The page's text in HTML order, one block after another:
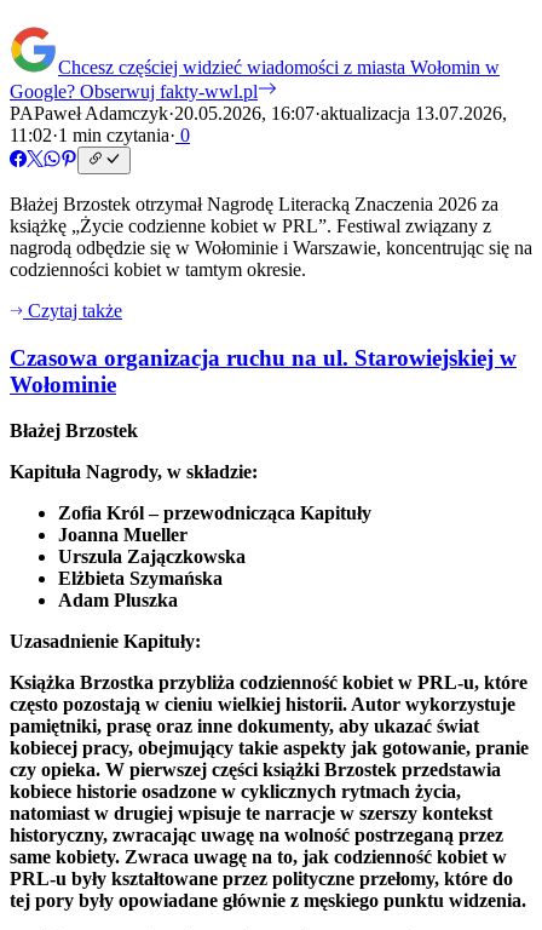
Chcesz częściej widzieć wiadomości z miasta Wołomin w
Google? Obserwuj fakty-wwl.pl
PAPaweł Adamczyk·20.05.2026, 16:07·aktualizacja 13.07.2026,
11:02·1 min czytania· 0
Błażej Brzostek otrzymał Nagrodę Literacką Znaczenia 2026 za
książkę „Życie codzienne kobiet w PRL”. Festiwal związany z
nagrodą odbędzie się w Wołominie i Warszawie, koncentrując się na
codzienności kobiet w tamtym okresie.
Czytaj także
Czasowa organizacja ruchu na ul. Starowiejskiej w
Wołominie
Błażej Brzostek
Kapituła Nagrody, w składzie:
Zofia Król – przewodnicząca Kapituły
Joanna Mueller
Urszula Zajączkowska
Elżbieta Szymańska
Adam Pluszka
Uzasadnienie Kapituły:
Książka Brzostka przybliża codzienność kobiet w PRL-u, które
często pozostają w cieniu wielkiej historii. Autor wykorzystuje
pamiętniki, prasę oraz inne dokumenty, aby ukazać świat
kobiecej pracy, obejmujący takie aspekty jak gotowanie, pranie
czy opieka. W pierwszej części książki Brzostek przedstawia
kobiece historie osadzone w cyklicznych rytmach życia,
natomiast w drugiej wpisuje te narracje w szerszy kontekst
historyczny, zwracając uwagę na wolność postrzeganą przez
same kobiety. Zwraca uwagę na to, jak codzienność kobiet w
PRL-u były kształtowane przez polityczne przełomy, które do
tej pory były opowiadane głównie z męskiego punktu widzenia.